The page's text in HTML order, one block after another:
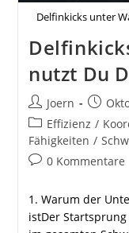
Delfinkicks unter
nutzt Du
Beitrags-
Autor:
Joern
Beitrag
Beitrags-
Kategorie:
Effizienz /
Fähigkeiten /
Beitrags-
0 Kommentare
1. Warum der
istDer